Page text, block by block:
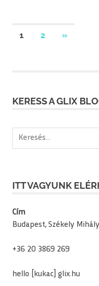
Bejegyzések
1 2
NEXT
»
KERESS A GLIX
Keresés:
ITT VAGYUNK
Cím
Budapest, Székely
+36 20 3869 269
hello [kukac] glix.hu